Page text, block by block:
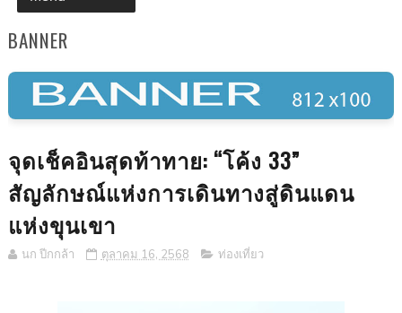
BANNER
จุดเช็คอินสุดท้าทาย: “โค้ง 33”
สัญลักษณ์แห่งการเดินทางสู่ดินแดน
แห่งขุนเขา
นก ปีกกล้า ตุลาคม 16, 2568 ท่องเที่ยว